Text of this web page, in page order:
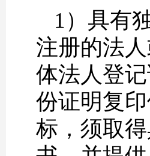
1）具有
注册的法
体法人登
份证明复
标，须取